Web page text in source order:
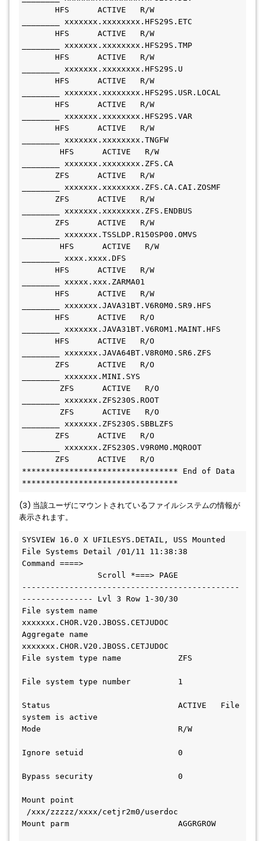
HFS      ACTIVE   R/W
________ xxxxxxx.xxxxxxxx.HFS29S.ETC
HFS      ACTIVE   R/W
________ xxxxxxx.xxxxxxxx.HFS29S.TMP
HFS      ACTIVE   R/W
________ xxxxxxx.xxxxxxxx.HFS29S.U
HFS      ACTIVE   R/W
________ xxxxxxx.xxxxxxxx.HFS29S.USR.LOCAL
HFS      ACTIVE   R/W
________ xxxxxxx.xxxxxxxx.HFS29S.VAR
HFS      ACTIVE   R/W
________ xxxxxxx.xxxxxxxx.TNGFW
HFS      ACTIVE   R/W
________ xxxxxxx.xxxxxxxx.ZFS.CA
ZFS      ACTIVE   R/W
________ xxxxxxx.xxxxxxxx.ZFS.CA.CAI.ZOSMF
ZFS      ACTIVE   R/W
________ xxxxxxx.xxxxxxxx.ZFS.ENDBUS
ZFS      ACTIVE   R/W
________ xxxxxxx.TSSLDP.R150SP00.OMVS
HFS      ACTIVE   R/W
________ xxxx.xxxx.DFS
HFS      ACTIVE   R/W
________ xxxxx.xxx.ZARMA01
HFS      ACTIVE   R/W
________ xxxxxxx.JAVA31BT.V6R0M0.SR9.HFS
HFS      ACTIVE   R/O
________ xxxxxxx.JAVA31BT.V6R0M1.MAINT.HFS
HFS      ACTIVE   R/O
________ xxxxxxx.JAVA64BT.V8R0M0.SR6.ZFS
ZFS      ACTIVE   R/O
________ xxxxxxx.MINI.SYS
ZFS      ACTIVE   R/O
________ xxxxxxx.ZFS230S.ROOT
ZFS      ACTIVE   R/O
________ xxxxxxx.ZFS230S.SBBLZFS
ZFS      ACTIVE   R/O
________ xxxxxxx.ZFS230S.V9R0M0.MQROOT
ZFS      ACTIVE   R/O
********************************* End of Data
*********************************
(3) 当該ユーザにマウントされているファイルシステムの情報が
表示されます。
SYSVIEW 16.0 X UFILESYS.DETAIL, USS Mounted
File Systems Detail /01/11 11:38:38
Command ====>
Scroll *===> PAGE
----------------------------------------------
--------------- Lvl 3 Row 1-30/30
File system name
xxxxxxx.CHOR.V20.JBOSS.CETJUDOC
Aggregate name
xxxxxxx.CHOR.V20.JBOSS.CETJUDOC
File system type name            ZFS
File system type number          1
Status                           ACTIVE   File
system is active
Mode                             R/W
Ignore setuid                    0
Bypass security                  0
Mount point
Mount parm                       AGGRGROW